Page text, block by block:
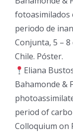
fotoasimilados
periodo de
Conjunta, 5 –
Chile. Póster.
Eliana
Bahamonde &
period of
Colloquium on